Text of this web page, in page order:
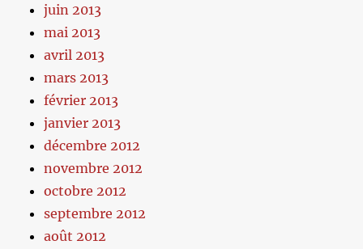
juin 2013
mai 2013
avril 2013
mars 2013
février 2013
janvier 2013
décembre 2012
novembre 2012
octobre 2012
septembre 2012
août 2012